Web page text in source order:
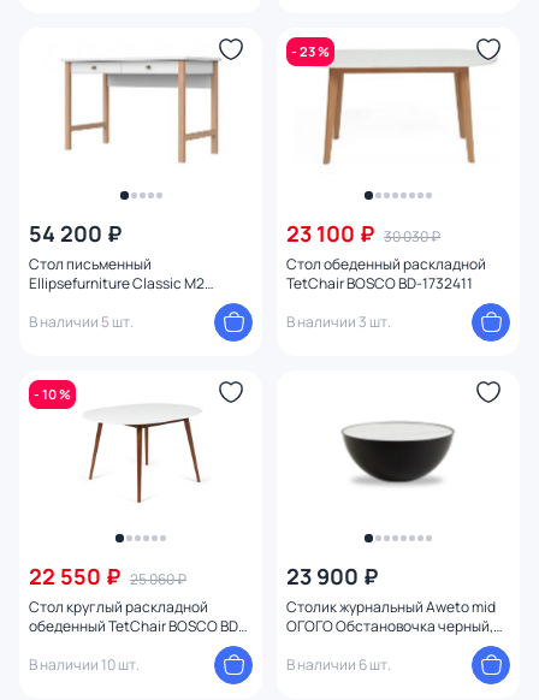
54 200 ₽
Стол письменный
Ellipsefurniture Classic М2
В наличии 5 шт.
- 23 %
23 100 ₽ 30 030 ₽
Стол обеденный раскладной
TetChair BOSCO BD-1732411
В наличии 3 шт.
- 10 %
22 550 ₽ 25 060 ₽
Стол круглый раскладной
обеденный TetChair BOSCO BD-
В наличии 10 шт.
23 900 ₽
Столик журнальный Aweto mid
ОГОГО Обстановочка черный,
В наличии 6 шт.